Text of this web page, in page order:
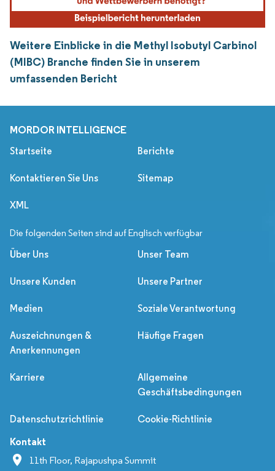
Weitere Einblicke in die Methyl Isobutyl Carbinol
(MIBC) Branche finden Sie in unserem
umfassenden Bericht
MORDOR INTELLIGENCE
Startseite Berichte
Kontaktieren Sie Uns Sitemap
XML
Die folgenden Seiten sind auf Englisch verfügbar
Über Uns Unser Team
Unsere Kunden Unsere Partner
Medien Soziale Verantwortung
Auszeichnungen &
Anerkennungen
Häufige Fragen
Karriere
Allgemeine
Geschäftsbedingungen
Datenschutzrichtlinie Cookie-Richtlinie
Kontakt
11th Floor, Rajapushpa Summit